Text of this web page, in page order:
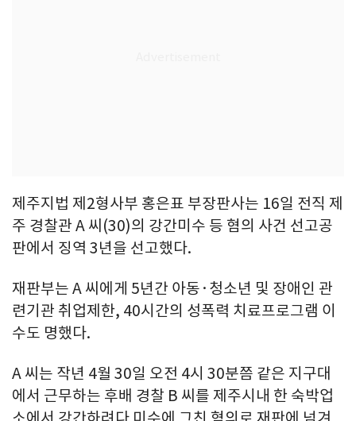
제주지법 제2형사부 홍은표 부장판사는 16일 전직 제
주 경찰관 A 씨(30)의 강간미수 등 혐의 사건 선고공
판에서 징역 3년을 선고했다.
재판부는 A 씨에게 5년간 아동·청소년 및 장애인 관
련기관 취업제한, 40시간의 성폭력 치료프로그램 이
수도 명했다.
A 씨는 작년 4월 30일 오전 4시 30분쯤 같은 지구대
에서 근무하는 후배 경찰 B 씨를 제주시내 한 숙박업